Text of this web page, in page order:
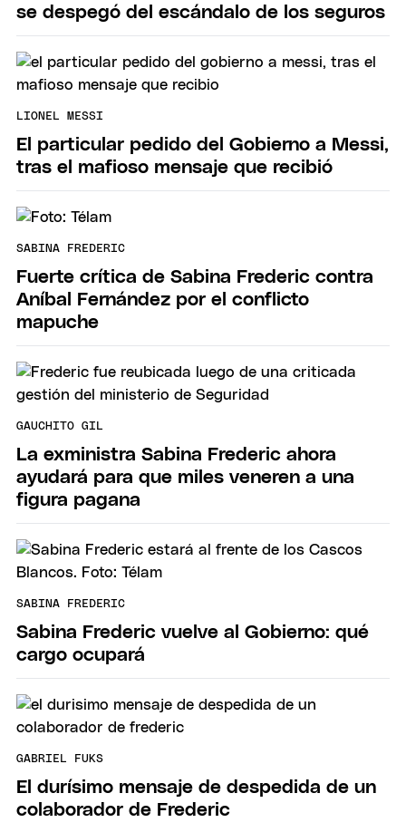
se despegó del escándalo de los seguros
LIONEL MESSI
El particular pedido del Gobierno a Messi,
tras el mafioso mensaje que recibió
SABINA FREDERIC
Fuerte crítica de Sabina Frederic contra
Aníbal Fernández por el conflicto
mapuche
GAUCHITO GIL
La exministra Sabina Frederic ahora
ayudará para que miles veneren a una
figura pagana
SABINA FREDERIC
Sabina Frederic vuelve al Gobierno: qué
cargo ocupará
GABRIEL FUKS
El durísimo mensaje de despedida de un
colaborador de Frederic